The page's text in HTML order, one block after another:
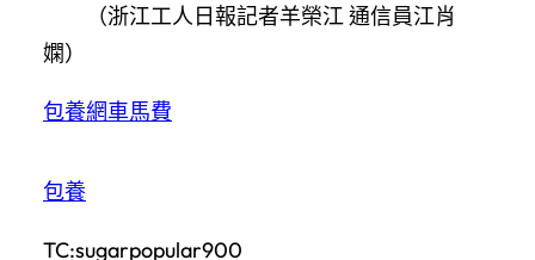
（浙江工人日報記者羊榮江 通信員江肖
嫻）
包養網車馬費
包養
TC:sugarpopular900